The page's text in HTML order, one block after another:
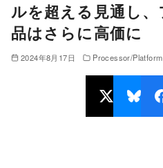
ルを超える見通し
品はさらに高価に
2024年8月17日 Processor/Platform